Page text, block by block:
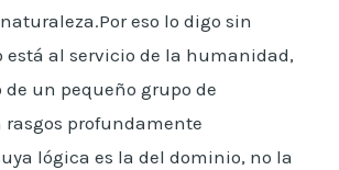
eso lo digo sin
está al servicio de la humanidad,
un pequeño grupo de
profundamente
lógica es la del dominio, no la